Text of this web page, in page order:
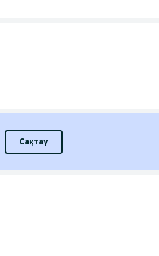
Сақтау